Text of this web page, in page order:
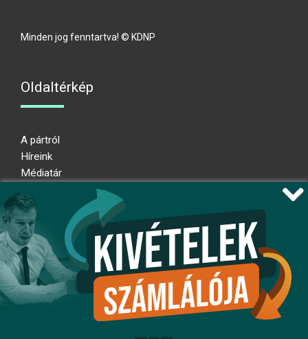
Minden jog fenntartva! © KDNP
Oldaltérkép
A pártról
Híreink
Médiatár
Adatkezelési nyilatkozat
Átláthatósági nyilatkozat
Ugrás az oldal tetejére
Kövessen minket!
x